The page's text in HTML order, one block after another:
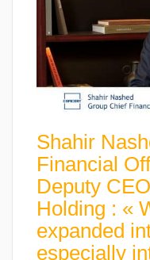
Shahir
Financial
Deputy
Holding : «
expanded
especially